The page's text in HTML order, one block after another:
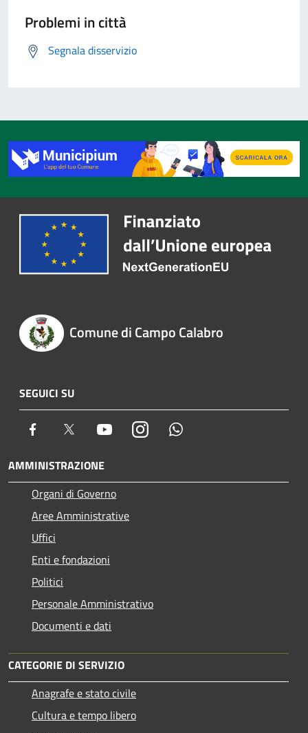
Problemi in città
Segnala disservizio
Comune di Campo Calabro
SEGUICI SU
Facebook Twitter YoutubeInstagram
AMMINISTRAZIONE
Organi di Governo
Aree Amministrative
Uffici
Enti e fondazioni
Politici
Personale Amministrativo
Documenti e dati
CATEGORIE DI SERVIZIO
Anagrafe e stato civile
Cultura e tempo libero